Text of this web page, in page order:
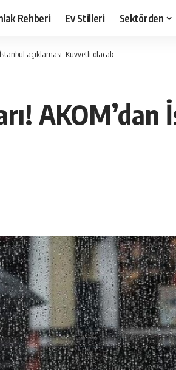
Rehberi Ev Stilleri Sektörden
açıklaması: Kuvvetli olacak
AKOM’dan